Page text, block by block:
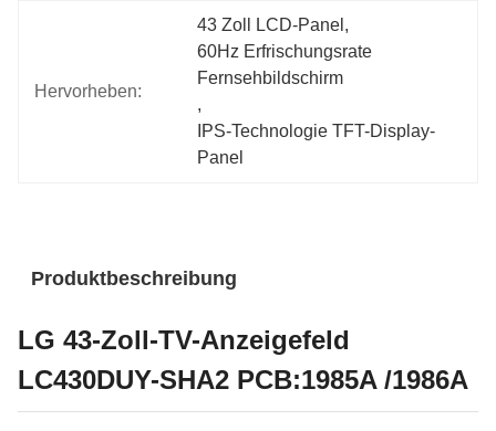
Hervorheben:
43 Zoll LCD-Panel ,
60Hz Erfrischungsrate
Fernsehbildschirm
,
IPS-Technologie TFT-Display-
Panel
Produktbeschreibung
LG 43-Zoll-TV-Anzeigefeld
LC430DUY-SHA2 PCB:1985A /1986A